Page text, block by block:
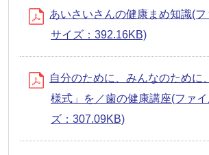
あいさいさんの健康まめ知識(
サイズ：392.16KB)
自分のために、みんなのために
様式」を／歯の健康講座(ファ
ズ：307.09KB)